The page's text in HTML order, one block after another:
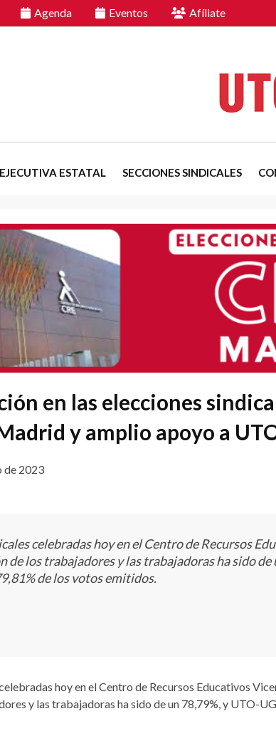
Agenda Eventos Afíliate
EJECUTIVA ESTATAL SECCIONES SINDICALES
en las elecciones
y amplio apoyo a
de 2023
celebradas hoy en el Centro de Recursos
los trabajadores y las trabajadoras ha sido de
de los votos emitidos.
hoy en el Centro de Recursos Educativos
y las trabajadoras ha sido de un 78,79%, y UTO-